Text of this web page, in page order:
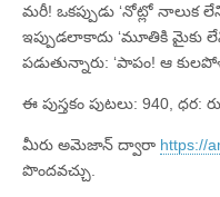
మరీ! ఒకప్పుడు ‘నోట్లో నాలుక
ఇప్పుడలాకాదు ‘మూతికి మైకు
పడుతున్నారు: ‘పాపం! ఆ
ఈ పుస్తకం పుటలు: 940, ధర:
మీరు అమెజాన్ ద్వారా https://
పొందవచ్చు.